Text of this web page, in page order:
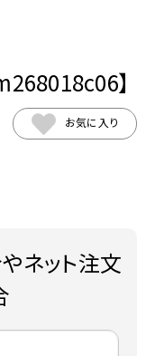
】
お気に入り
ネット注文